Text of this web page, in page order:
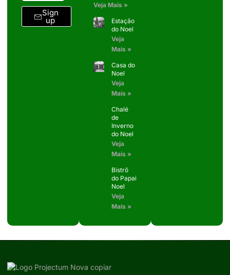
Sign
up
Veja Mais »
Estação
do Noel
Veja
Mais »
Casa do
Noel
Veja
Mais »
Chalé
de
Inverno
do Noel
Veja
Mais »
Bistrô
do Papai
Noel
Veja
Mais »